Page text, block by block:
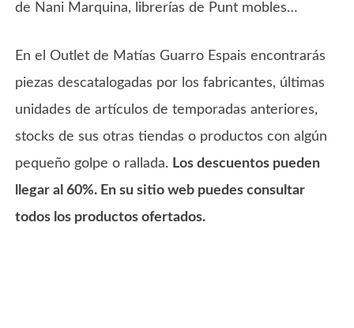
de Nani Marquina, librerías de Punt mobles…
En el Outlet de Matías Guarro Espais encontrarás
piezas descatalogadas por los fabricantes, últimas
unidades de artículos de temporadas anteriores,
stocks de sus otras tiendas o productos con algún
pequeño golpe o rallada. Los descuentos pueden
llegar al 60%. En su sitio web puedes consultar
todos los productos ofertados.